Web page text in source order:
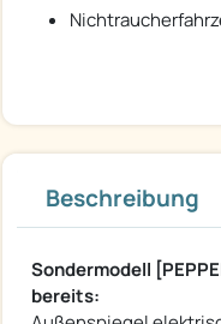
Beschreibung
Sondermodell
bereits: